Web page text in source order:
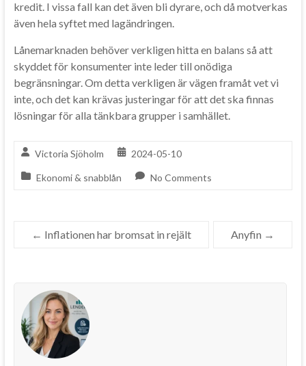
kredit. I vissa fall kan det även bli dyrare, och då motverkas
även hela syftet med lagändringen.
Lånemarknaden behöver verkligen hitta en balans så att
skyddet för konsumenter inte leder till onödiga
begränsningar. Om detta verkligen är vägen framåt vet vi
inte, och det kan krävas justeringar för att det ska finnas
lösningar för alla tänkbara grupper i samhället.
Victoria Sjöholm 2024-05-10
Ekonomi & snabblån No Comments
← Inflationen har bromsat in rejält Anyfin →